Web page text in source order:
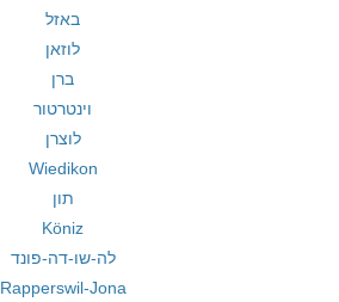
באזל
לוזאן
ברן
וינטרטור
לוצרן
Wiedikon
תון
Köniz
לה-שו-דה-פונד
Rapperswil-Jona